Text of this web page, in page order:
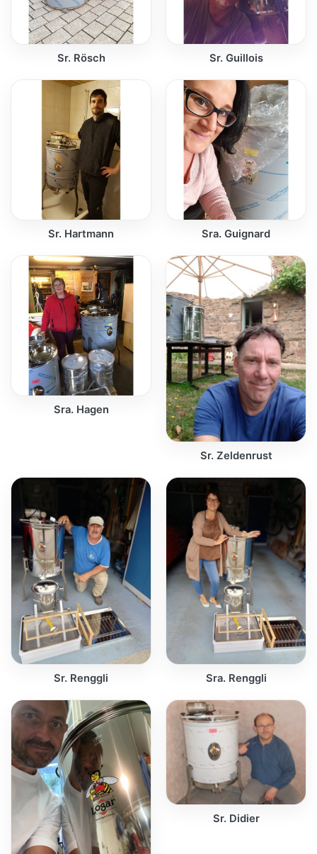
Sr. Rösch Sr. Guillois
Sr. Hartmann Sra. Guignard
Sra. Hagen
Sr. Zeldenrust
Sr. Renggli Sra. Renggli
Sr. Didier